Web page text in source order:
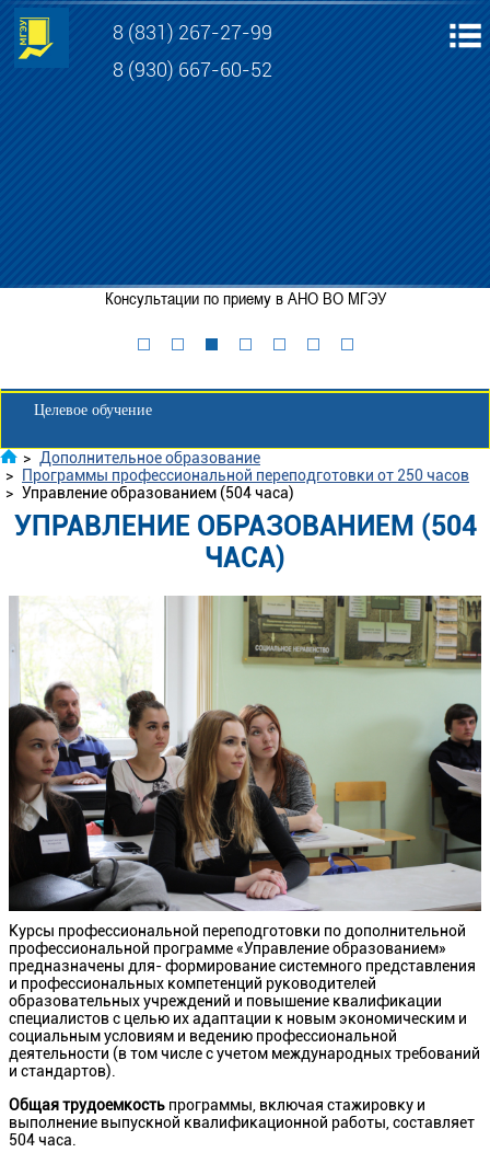
8 (831) 267-27-99
8 (930) 667-60-52
Консультации по приему в АНО ВО МГЭУ
Забронировать место
Личный кабинет для абитуриента
Целевое обучение
> Дополнительное образование
>
Программы профессиональной переподготовки от 250 часов
> Управление образованием (504 часа)
УПРАВЛЕНИЕ ОБРАЗОВАНИЕМ (504
ЧАСА)
Курсы профессиональной переподготовки по дополнительной
профессиональной программе «Управление образованием»
предназначены для- формирование системного представления
и профессиональных компетенций руководителей
образовательных учреждений и повышение квалификации
специалистов c целью их адаптации к новым экономическим и
социальным условиям и ведению профессиональной
деятельности (в том числе с учетом международных требований
и стандартов).
Общая трудоемкость программы, включая стажировку и
выполнение выпускной квалификационной работы, составляет
504 часа.